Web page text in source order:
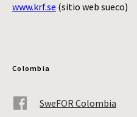
www.krf.se (sitio web sueco)
Colombia
SweFOR Colombia